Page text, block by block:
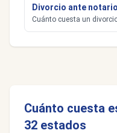
Divorcio ante notario
Cuánto cuesta un
Cuánto cuesta
32 estados